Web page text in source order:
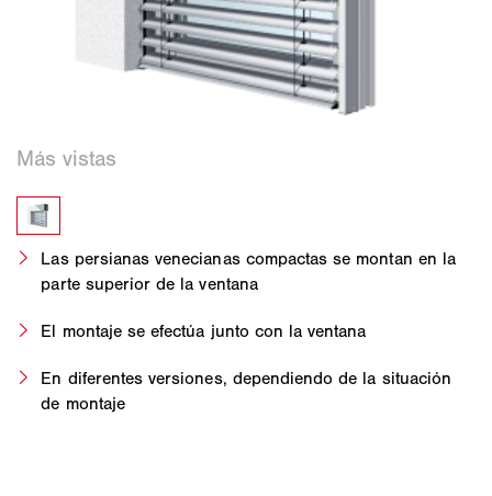
Las persianas venecianas compactas se montan en la
parte superior de la ventana
El montaje se efectúa junto con la ventana
En diferentes versiones, dependiendo de la situación
de montaje